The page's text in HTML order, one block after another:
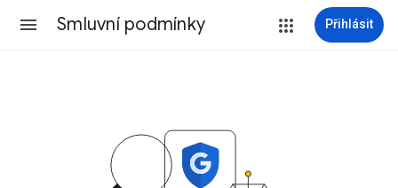
Smluvní podmínky Přihlásit